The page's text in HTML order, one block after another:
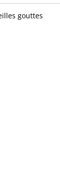
gouttes